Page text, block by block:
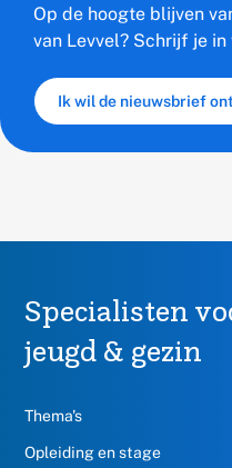
Op de hoogte blijven
van Levvel? Schrijf je
Ik wil de nieuwsbrief
(externe link)
Specialisten
jeugd & gezin
Thema's
Opleiding en stage